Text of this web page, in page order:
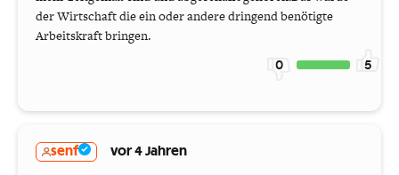
der Wirtschaft die ein oder andere dringend benötigte
Arbeitskraft bringen.
0 5
senf vor 4 Jahren